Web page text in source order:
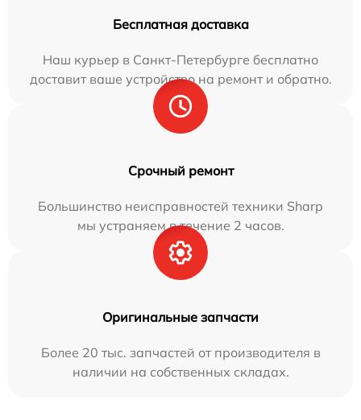
Бесплатная доставка
Наш курьер в Санкт-Петербурге бесплатно
доставит ваше устройство на ремонт и обратно.
Срочный ремонт
Большинство неисправностей техники Sharp
мы устраняем в течение 2 часов.
Оригинальные запчасти
Более 20 тыс. запчастей от производителя в
наличии на собственных складах.